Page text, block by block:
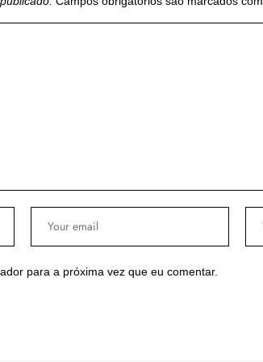
para a próxima vez que eu comentar.